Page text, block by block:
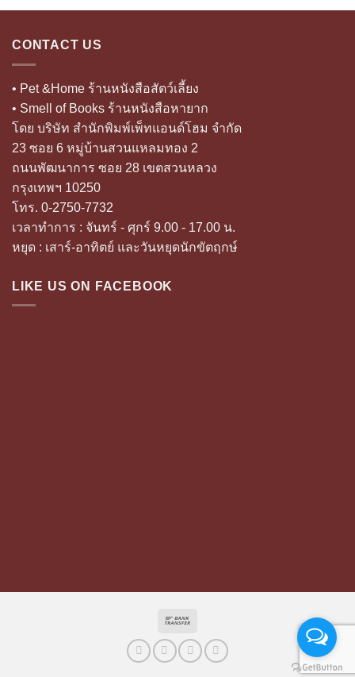
CONTACT US
• Pet &Home ร้านหนังสือสัตว์เลี้ยง
• Smell of Books ร้านหนังสือหายาก
โดย บริษัท สำนักพิมพ์เพ็ทแอนด์โฮม จำกัด
23 ซอย 6 หมู่บ้านสวนแหลมทอง 2
ถนนพัฒนาการ ซอย 28 เขตสวนหลวง
กรุงเทพฯ 10250
โทร. 0-2750-7732
เวลาทำการ : จันทร์ - ศุกร์ 9.00 - 17.00 น.
หยุด : เสาร์-อาทิตย์ และวันหยุดนักขัตฤกษ์
LIKE US ON FACEBOOK
Transfer